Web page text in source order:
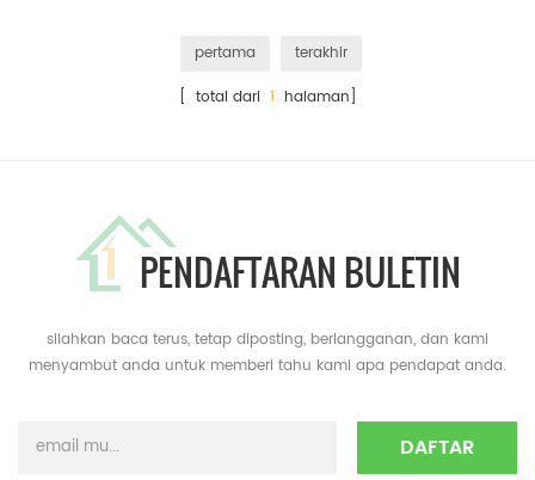
pertama
terakhir
[ total dari 1 halaman]
PENDAFTARAN BULETIN
silahkan baca terus, tetap diposting, berlangganan, dan kami
menyambut anda untuk memberi tahu kami apa pendapat anda.